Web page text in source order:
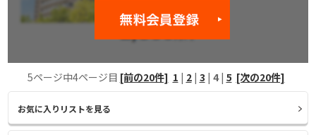
5ページ中4ページ目 [前の20件] 1 | 2| 3 | 4| 5 [次の20件]
お気に入りリストを見る